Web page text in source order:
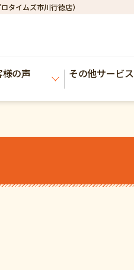
タイムズ市川行徳店）
様の声 その他サービス